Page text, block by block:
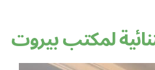
لمكتب بيروت